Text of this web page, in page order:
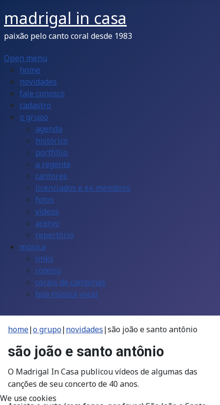
madrigal in casa
paixão pelo canto coral desde 1983
Open menu
home
novidades
fale conosco
cadastro
o grupo
agenda
histórico
portfólio
a regente
cantores
licenciados e ex-membros
fotos
vídeos
acervo
repertório
música
links
roteiro
corais de campinas
boa música vocal
home|o grupo|novidades|são joão e santo antônio
são joão e santo antônio
O Madrigal In Casa publicou vídeos de algumas das
canções de seu concerto de 40 anos.
We use cookies